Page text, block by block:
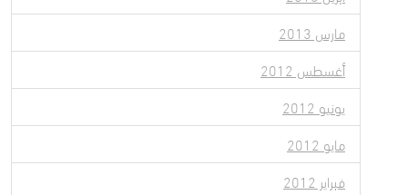
مارس 2013
أغسطس 2012
يونيو 2012
مايو 2012
فبراير 2012